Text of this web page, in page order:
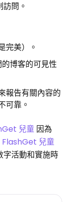
問。
完美）。
博客的可見性
報告有關內容的
可靠。
兒童 因為
FlashGet 兒童
字活動和實施時